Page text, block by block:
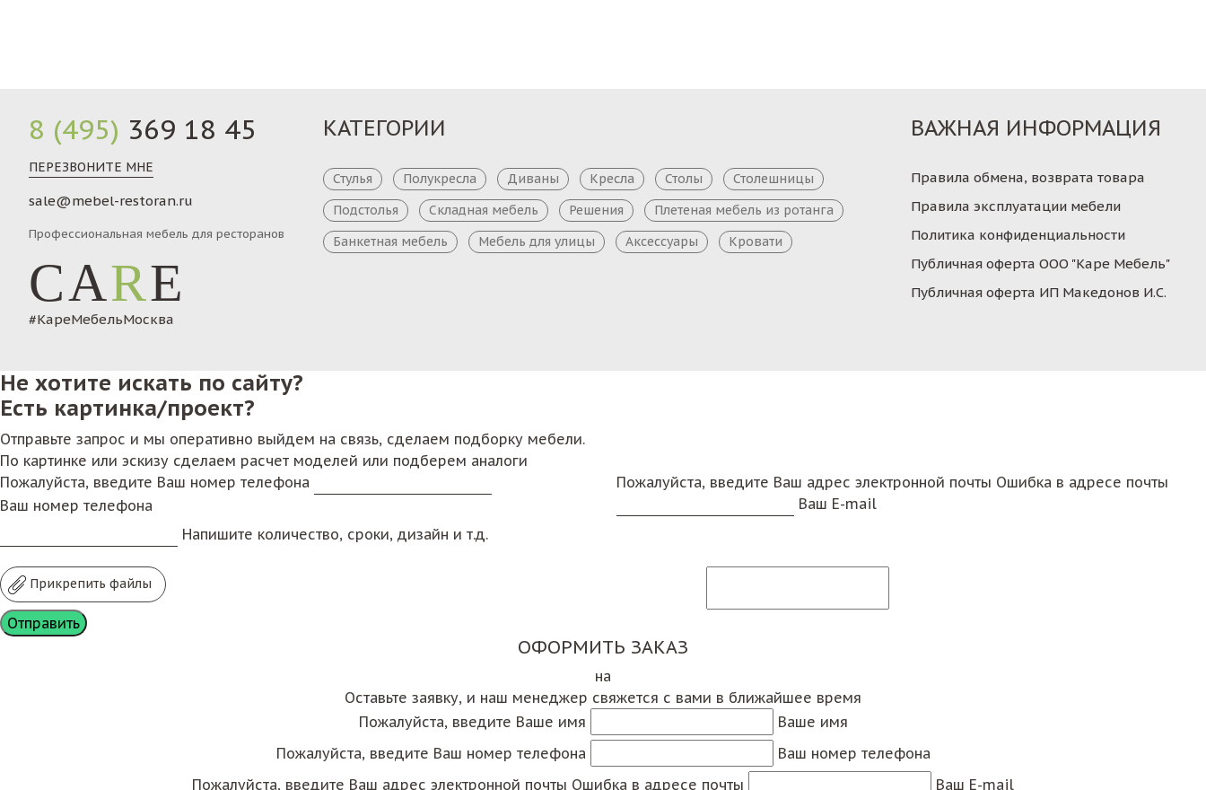
8 (495) 369 18 45
ПЕРЕЗВОНИТЕ МНЕ
sale@mebel-restoran.ru
Профессиональная мебель для ресторанов
CARE
#КареМебельМосква
КАТЕГОРИИ
Стулья Полукресла Диваны Кресла Столы
Столешницы
Подстолья
Складная мебель Решения
Плетеная мебель из ротанга
Банкетная мебель
Мебель для улицы Аксессуары Кровати
ВАЖНАЯ ИНФОРМАЦИЯ
Правила обмена, возврата товара
Правила эксплуатации мебели
Политика конфиденциальности
Публичная оферта ООО "Каре Мебель"
Публичная оферта ИП Македонов И.С.
Не хотите искать по сайту?
Есть картинка/проект?
Отправьте запрос и мы оперативно выйдем на связь, сделаем подборку мебели.
По картинке или эскизу сделаем расчет моделей или подберем аналоги
Пожалуйста, введите Ваш номер телефона
Ваш номер телефона
Пожалуйста, введите Ваш адрес электронной почты Ошибка в адресе почты
Ваш E-mail
Напишите количество, сроки, дизайн и т.д.
Прикрепить файлы
ОФОРМИТЬ ЗАКАЗ
на
Оставьте заявку, и наш менеджер свяжется с вами в ближайшее время
Пожалуйста, введите Ваше имя
Ваше имя
Пожалуйста, введите Ваш номер телефона
Ваш номер телефона
Пожалуйста, введите Ваш адрес электронной почты Ошибка в адресе почты Ваш E-mail